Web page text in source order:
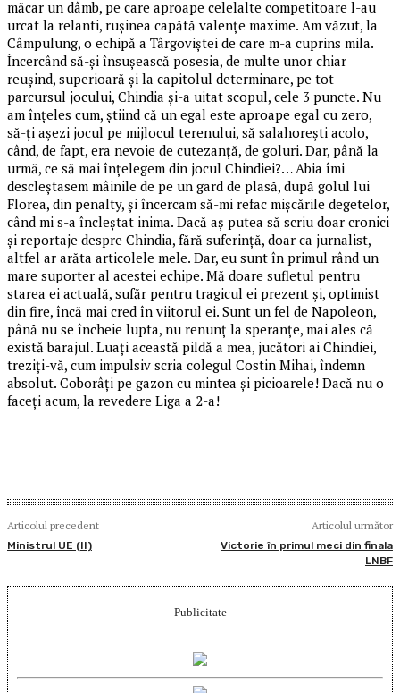
măcar un dâmb, pe care aproape celelalte competitoare l-au
urcat la relanti, rușinea capătă valențe maxime. Am văzut, la
Câmpulung, o echipă a Târgoviștei de care m-a cuprins mila.
Încercând să-și însușească posesia, de multe unor chiar
reușind, superioară și la capitolul determinare, pe tot
parcursul jocului, Chindia și-a uitat scopul, cele 3 puncte. Nu
am înțeles cum, știind că un egal este aproape egal cu zero,
să-ți așezi jocul pe mijlocul terenului, să salahorești acolo,
când, de fapt, era nevoie de cutezanță, de goluri. Dar, până la
urmă, ce să mai înțelegem din jocul Chindiei?… Abia îmi
descleștasem mâinile de pe un gard de plasă, după golul lui
Florea, din penalty, și încercam să-mi refac mișcările degetelor,
când mi s-a încleștat inima. Dacă aș putea să scriu doar cronici
și reportaje despre Chindia, fără suferință, doar ca jurnalist,
altfel ar arăta articolele mele. Dar, eu sunt în primul rând un
mare suporter al acestei echipe. Mă doare sufletul pentru
starea ei actuală, sufăr pentru tragicul ei prezent și, optimist
din fire, încă mai cred în viitorul ei. Sunt un fel de Napoleon,
până nu se încheie lupta, nu renunț la speranțe, mai ales că
există barajul. Luați această pildă a mea, jucători ai Chindiei,
treziți-vă, cum impulsiv scria colegul Costin Mihai, îndemn
absolut. Coborâți pe gazon cu mintea și picioarele! Dacă nu o
faceți acum, la revedere Liga a 2-a!
Articolul precedent
Ministrul UE (II)
Articolul următor
Victorie în primul meci din finala
LNBF
Publicitate